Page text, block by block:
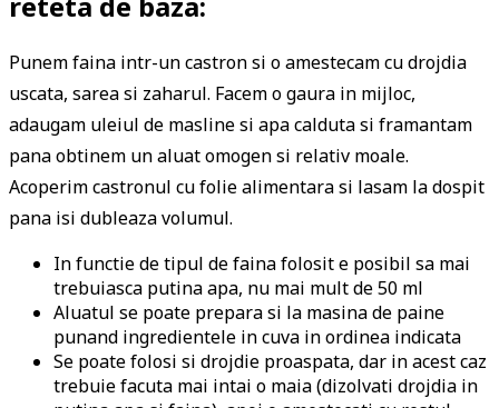
Punem faina intr-un castron si o amestecam cu drojdia
uscata, sarea si zaharul. Facem o gaura in mijloc,
adaugam uleiul de masline si apa calduta si framantam
pana obtinem un aluat omogen si relativ moale.
Acoperim castronul cu folie alimentara si lasam la dospit
pana isi dubleaza volumul.
In functie de tipul de faina folosit e posibil sa mai
trebuiasca putina apa, nu mai mult de 50 ml
Aluatul se poate prepara si la masina de paine
punand ingredientele in cuva in ordinea indicata
Se poate folosi si drojdie proaspata, dar in acest caz
trebuie facuta mai intai o maia (dizolvati drojdia in